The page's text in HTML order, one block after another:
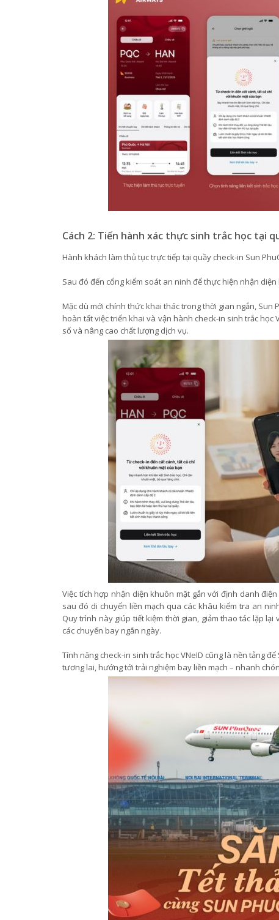
Cách 2: Tiến hành xác thực sinh trắc học tại
Hành khách làm thủ tục trực tiếp tại quầy check-in Sun
Sau đó đến cổng kiểm soát an ninh để thực hiện nhận
Mặc dù mới chính thức khai thác trong thời gian ngắn,
hoàn tất việc triển khai và vận hành check-in sinh trắc
số và nâng cao chất lượng dịch vụ.
Việc tích hợp nhận diện khuôn mặt gắn với định danh
sau đó di chuyển liền mạch qua các khâu kiểm tra an
Quy trình này giúp tiết kiệm thời gian, giảm thao tác lặp
các chuyến bay ngắn ngày.
Tính năng check-in sinh trắc học VNeID cũng là nền tảng
tương lai, hướng tới trải nghiệm bay liền mạch – nhanh